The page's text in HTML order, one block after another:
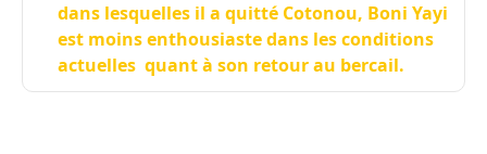
dans lesquelles il a quitté Cotonou, Boni Yayi
est moins enthousiaste dans les conditions
actuelles quant à son retour au bercail.